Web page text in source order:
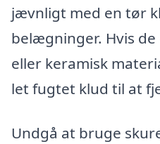
jævnligt med en tør
belægninger. Hvis
eller keramisk
let fugtet klud til at
Undgå at bruge